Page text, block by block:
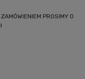
PROSIMY O